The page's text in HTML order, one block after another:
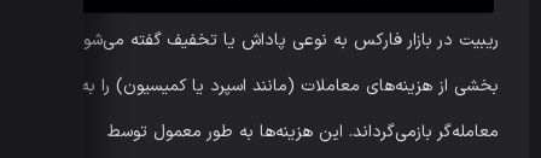
ریبیت در بازار فارکس به نوعی پاداش یا تخفیف گفته می‌شود که
بخشی از هزینه‌های معاملات (مانند اسپرد یا کمیسیون) را به
معامله‌گر بازمی‌گرداند. این هزینه‌ها به طور معمول توسط